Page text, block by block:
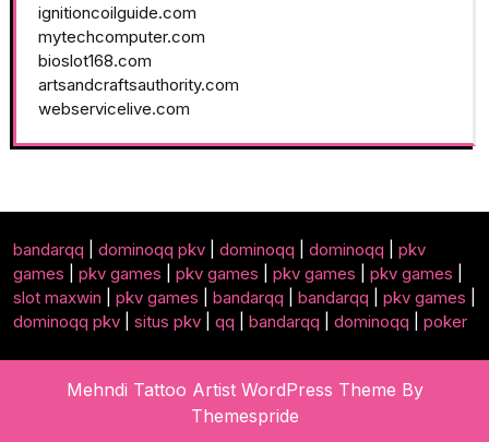
ignitioncoilguide.com
mytechcomputer.com
bioslot168.com
artsandcraftsauthority.com
webservicelive.com
bandarqq dominoqq pkv dominoqq dominoqq
pkv
games
pkv games pkv games pkv games pkv games
slot maxwin
pkv games bandarqq bandarqq pkv games
dominoqq pkv
situs pkv qq bandarqq dominoqq poker
Mehndi Tattoo Artist WordPress Theme By
Themespride